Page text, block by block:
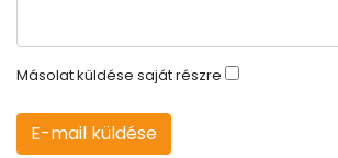
Másolat küldése saját részre
E-mail küldése